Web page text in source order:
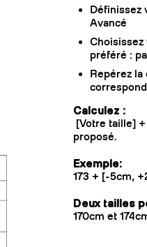
Définissez
Avancé
préféré :
Repérez la
correspond
Calculez :
[Votre taille]
proposé.
Exemple:
173 + [-5cm,
Deux tailles
170cm et